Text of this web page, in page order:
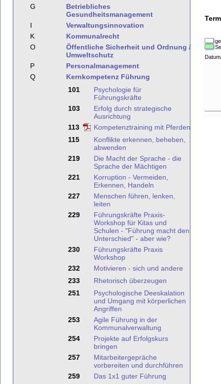
G
Betriebliches
Gesundheitsmanagement
I
Verwaltungsinnovation
K
Kommunalrecht
O
Öffentliche Sicherheit und Ordnung /
Umweltschutz
P
Personalmanagement
Q
Kernkompetenz Führung
101
Psychologie für
Führungskräfte
103
Erfolg durch strategische
Ausrichtung
113
Kompetenztraining mit Pferden
115
Konflikte erkennen, beheben,
abwenden
219
Die Macht der Sprache - die
Sprache der Mächtigen
221
Korruption - Vermeiden,
Erkennen, Handeln
227
Menschen führen, lenken,
leiten
229
Führungskräfte Praxis-
Workshop für Kitas und
Schulen - "Führung macht den
Unterschied" - aber wie?
230
Führungskräfte Praxis
Workshop
232
Motivieren - sich und andere
233
Rhetorisch überzeugen
251
Psychologische Deeskalation
und Umgang mit körperlichen
Angriffen
253
Agile Führung in der
Kommunalverwaltung
254
Projekte auf Erfolgskurs
bringen
257
Mitarbeitergepräche
vorbereiten und durchführen
259
Das 1x1 guter Führung